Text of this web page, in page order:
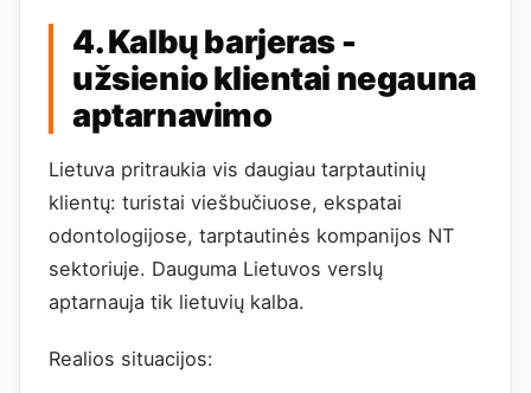
4. Kalbų barjeras -
užsienio klientai negauna
aptarnavimo
Lietuva pritraukia vis daugiau tarptautinių
klientų: turistai viešbučiuose, ekspatai
odontologijose, tarptautinės kompanijos NT
sektoriuje. Dauguma Lietuvos verslų
aptarnauja tik lietuvių kalba.
Realios situacijos: